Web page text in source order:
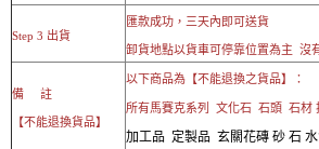
Step 3 出貨
匯款成功，三天內即可送貨
卸貨地點以貨車可停靠位置為主 沒
備 註
【不能退換貨品】
以下商品為【不能退換之貨品】：
所有馬賽克系列 文化石 石頭 石材
加工品 定製品 玄關花磚 砂 石